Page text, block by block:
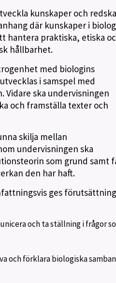
kunskaper och
där kunskaper i
hantera praktiska, etiska
hållbarhet.
med biologins
i samspel med
ska undervisningen
och framställa texter och
skilja mellan
undervisningen ska
som grund samt
den har haft.
ges
och ta ställning i frågor
och förklara biologiska